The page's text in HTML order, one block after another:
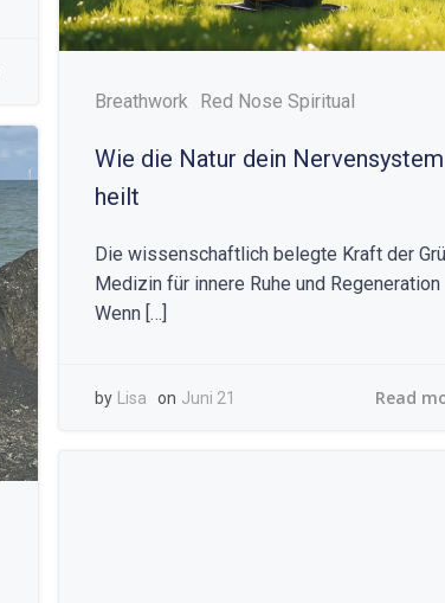
Breathwork Red Nose Spiritual
Wie die Natur dein Nervensystem
heilt
Die wissenschaftlich belegte Kraft der
Medizin für innere Ruhe und Regeneration
Wenn […]
by Lisa on Juni 21 Read